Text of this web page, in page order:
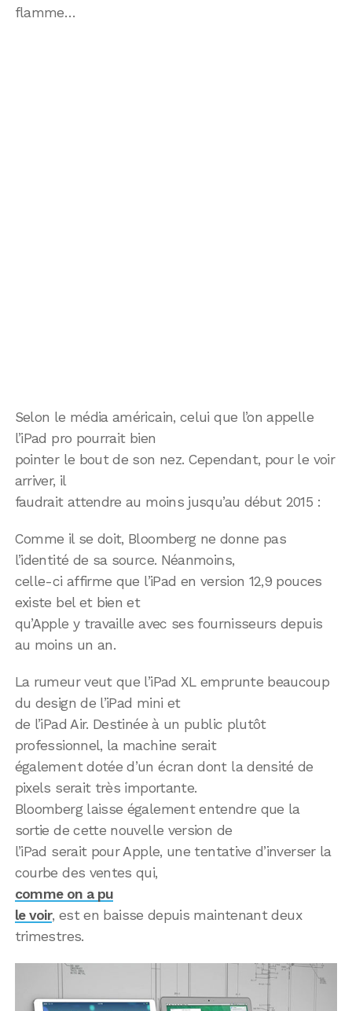
flamme…
Selon le média américain, celui que l’on appelle
l’iPad pro pourrait bien
pointer le bout de son nez. Cependant, pour le voir
arriver, il
faudrait attendre au moins jusqu’au début 2015 :
Comme il se doit, Bloomberg ne donne pas
l’identité de sa source. Néanmoins,
celle-ci affirme que l’iPad en version 12,9 pouces
existe bel et bien et
qu’Apple y travaille avec ses fournisseurs depuis
au moins un an.
La rumeur veut que l’iPad XL emprunte beaucoup
du design de l’iPad mini et
de l’iPad Air. Destinée à un public plutôt
professionnel, la machine serait
également dotée d’un écran dont la densité de
pixels serait très importante.
Bloomberg laisse également entendre que la
sortie de cette nouvelle version de
l’iPad serait pour Apple, une tentative d’inverser la
courbe des ventes qui,
comme on a pu
le voir, est en baisse depuis maintenant deux
trimestres.